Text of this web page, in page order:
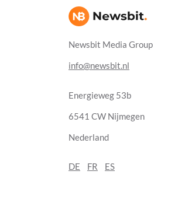
Newsbit Media Group
info@newsbit.nl
Energieweg 53b
6541 CW Nijmegen
Nederland
DE FR ES